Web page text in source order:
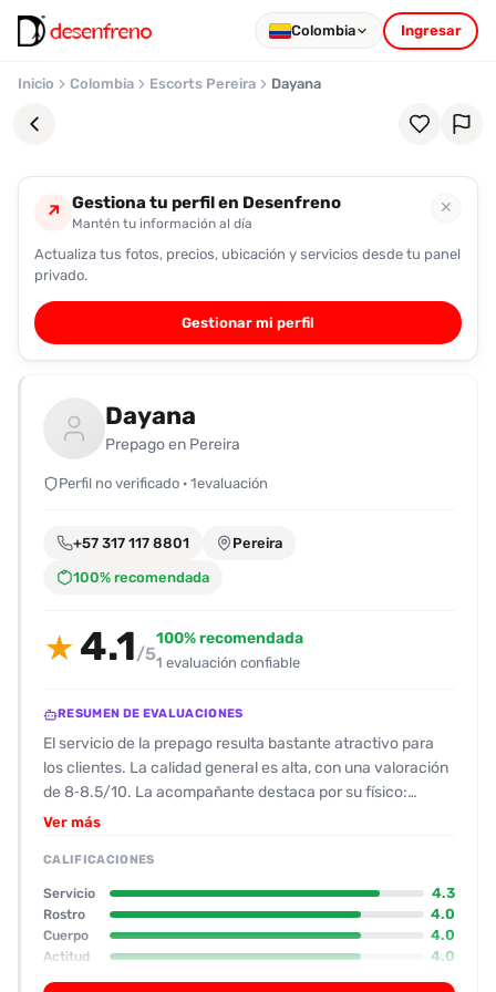
Colombia Ingresar
Inicio Colombia Escorts Pereira Dayana
Favoritos
Pronto
podrás
registrarte
guardar
favoritas
para
fácilmente.
↗ Gestiona tu perfil en Desenfreno
Mantén tu información al día
✕
Actualiza tus fotos, precios, ubicación y servicios desde tu panel
privado.
Gestionar mi perfil
Dayana
Prepago en Pereira
Perfil no verificado · 1evaluación
+57 317 117 8801 Pereira
100% recomendada
★ 4.1/5
100% recomendada
1 evaluación confiable
RESUMEN DE EVALUACIONES
El servicio de la prepago resulta bastante atractivo para
los clientes. La calidad general es alta, con una valoración
de 8‑8.5/10. La acompañante destaca por su físico:
estatura media (~1,60 m), cuerpo bien definido, pechos
Los comentarios sobre su apariencia son positivos, sin
menciones de cicatrices ni otros detalles negativos. En
cuanto a su actitud, la respuesta rápida y la disposición
para enviar fotos y videos le dan una impresión muy
amable y accesible; el contacto es amigable y sin
fricciones. La experiencia sexual se califica como
Ver más
CALIFICACIONES
Servicio 4.3
Rostro 4.0
Cuerpo 4.0
Actitud 4.0